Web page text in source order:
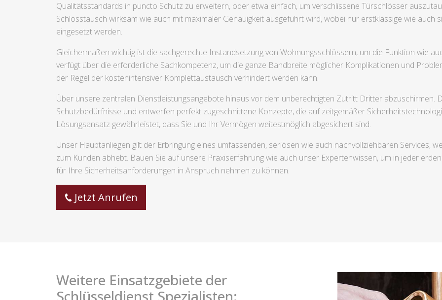
Qualitätsstandards in puncto Schutz zu erweitern, oder etwa einfach, um verschlissene Türschlösser
Schlosstausch wirksam wie auch mit maximaler Genauigkeit ausgeführt wird, wobei nur erstklassige wie
eingesetzt werden.
Gleichermaßen wichtig ist die sachgerechte Instandsetzung von Wohnungsschlössern, um die Funktion wie
verfügt über die erforderliche Sachkompetenz, um die ganze Bandbreite möglicher Komplikationen und
der Regel der kostenintensiver Komplettaustausch verhindert werden kann.
Über unsere zentralen Dienstleistungsangebote hinaus vor dem unberechtigten Zutritt Dritter abzuschirmen.
Schutzbedürfnisse und entwerfen perfekt zugeschnittene Konzepte, die auf zeitgemäßer
Lösungsansatz gewährleistet, dass Sie und Ihr Vermögen weitestmöglich abgesichert sind.
Unser Hauptanliegen gilt der Erbringung eines umfassenden, seriösen wie auch nachvollziehbaren Services,
zum Kunden abhebt. Bauen Sie auf unsere Praxiserfahrung wie auch unser Expertenwissen, um in jeder
für Ihre Sicherheitsanforderungen in Anspruch nehmen zu können.
Jetzt Anrufen
Weitere Einsatzgebiete der